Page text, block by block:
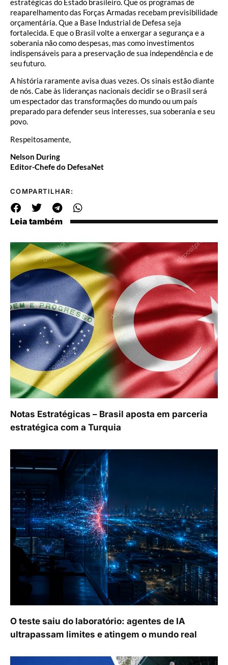
estratégicas do Estado brasileiro. Que os programas de
reaparelhamento das Forças Armadas recebam previsibilidade
orçamentária. Que a Base Industrial de Defesa seja
fortalecida. E que o Brasil volte a enxergar a segurança e a
soberania não como despesas, mas como investimentos
indispensáveis para a preservação de sua independência e de
seu futuro.
A história raramente avisa duas vezes. Os sinais estão diante
de nós. Cabe às lideranças nacionais decidir se o Brasil será
um espectador das transformações do mundo ou um país
preparado para defender seus interesses, sua soberania e seu
povo.
Respeitosamente,
Nelson During
Editor-Chefe do DefesaNet
COMPARTILHAR:
Leia também
Notas Estratégicas – Brasil aposta em parceria
estratégica com a Turquia
O teste saiu do laboratório: agentes de IA
ultrapassam limites e atingem o mundo real